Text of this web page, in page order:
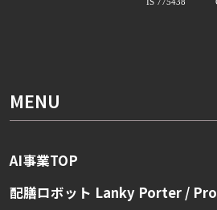
MENU
AI事業TOP
配膳ロボット Lanky Porter / Pro